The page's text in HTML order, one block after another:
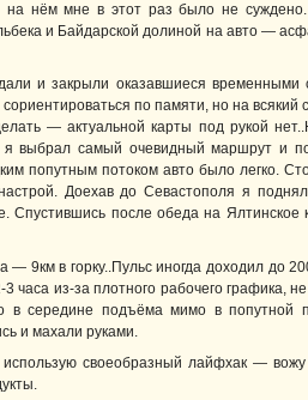
нём мне в этот раз было не суждено.
и Байдарской долиной на авто —
и закрыли оказавшиеся временными
по памяти, но на всякий
— актуальной карты под рукой
выбрал самый очевидный маршрут и
попутным потоком авто было легко.
Доехав до Севастополя я
Спустившись после обеда на
9км в горку..Пульс иногда доходил до
из-за плотного рабочего графика,
в середине подъёма мимо в попутной
и махали руками.
своеобразный лайфхак —